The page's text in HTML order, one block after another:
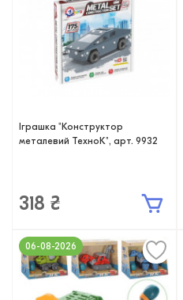
Іграшка "Конструктор
металевий ТехноК", арт. 9932
318 ₴
06-08-2026